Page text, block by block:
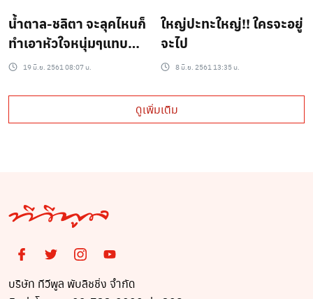
เองได้
น้ำตาล-ชลิตา จะลุคไหนก็
ทำเอาหัวใจหนุ่มๆแทบ
ละลาย!!
19 มิ.ย. 2561 08:07 น.
ใหญ่ปะทะใหญ่!! ใครจะอยู่
จะไป
8 มิ.ย. 2561 13:35 น.
ดูเพิ่มเติม
บริษัท ทีวีพูล พับลิชชิ่ง จำกัด